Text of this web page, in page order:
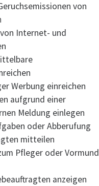
von
Internet- und
Werbung einreichen
aufgrund einer
Meldung einlegen
oder Abberufung
mitteilen
Pfleger oder Vormund
anzeigen